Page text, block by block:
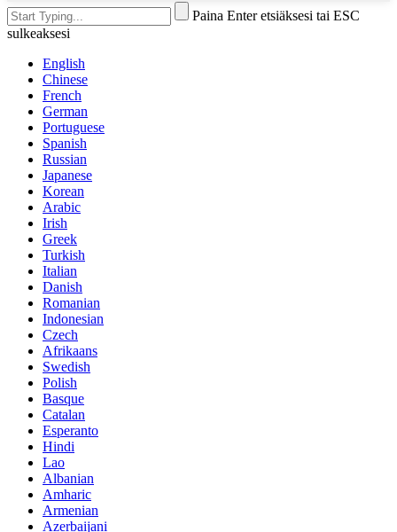
Paina Enter etsiäksesi tai ESC
sulkeaksesi
English
Chinese
French
German
Portuguese
Spanish
Russian
Japanese
Korean
Arabic
Irish
Greek
Turkish
Italian
Danish
Romanian
Indonesian
Czech
Afrikaans
Swedish
Polish
Basque
Catalan
Esperanto
Hindi
Lao
Albanian
Amharic
Armenian
Azerbaijani